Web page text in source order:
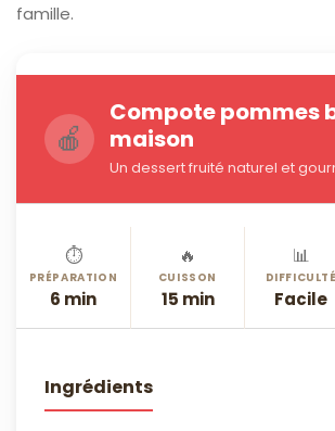
famille.
🍎
Compote pommes
maison
Un dessert fruité naturel et
⏱️
PRÉPARATION
6 min
🔥
CUISSON
15 min
📊
DIFFICULTÉ
Facile
Ingrédients